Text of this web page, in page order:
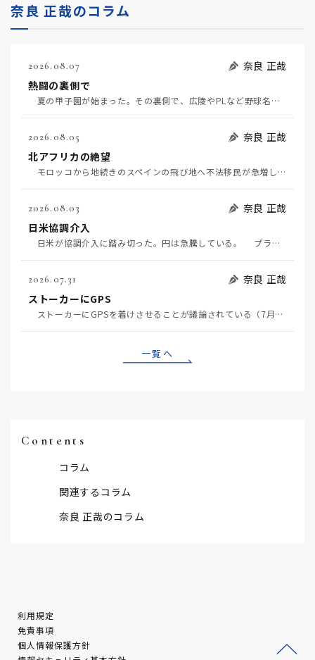
奈良 正哉のコラム
2026.08.07
奈良 正哉
熱闘の裏側で
夏の甲子園が始まった。その裏側で、広陵やPLなど野球名門校（だった）の不祥事のその後について、「熱…
2026.08.05
奈良 正哉
北アフリカの絶望
モロッコから地続きのスペインの飛び地へ不法移民が急増していて、当地の大問題となっている。「海を泳い…
2026.08.03
奈良 正哉
日米協調介入
日米が協調介入に踏み切った。円は急騰している。 プラザ合意以降、協調介入は為替相場の転機になって…
2026.07.31
奈良 正哉
ストーカーにGPS
ストーカーにGPSを着けさせることが議論されている（7月29日日経）。反対派は「ストーカーにも人権…
一覧へ
Contents
コラム
関連するコラム
奈良 正哉のコラム
利用規定
免責事項
個人情報保護方針